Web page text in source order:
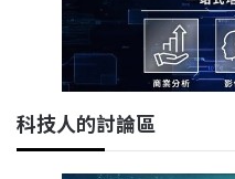
科技人的討論區